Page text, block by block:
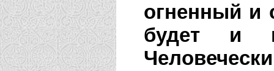
огненный и
будет и